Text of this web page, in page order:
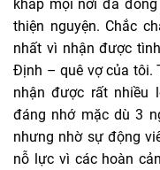
thiện nguyện. Chắc
nhất vì nhận được
Định – quê vợ của tôi.
nhận được rất nhiều
đáng nhớ mặc dù 3
nhưng nhờ sự động
nỗ lực vì các hoàn